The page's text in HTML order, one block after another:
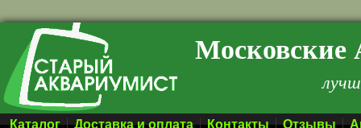
Перейти к основному содержанию Московские
Каталог Доставка и оплата Контакты Отзывы